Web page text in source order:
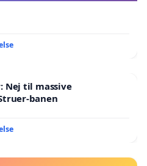
Nej til massive
banen